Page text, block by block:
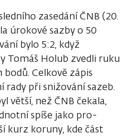
zasedání ČNB (20.
úrokové sazby o 50
bylo 5:2, když
Tomáš Holub zvedli ruku
Celkově zápis
při snižování sazeb.
větší, než ČNB čekala,
spíše jako pro-
kurz koruny, kde část